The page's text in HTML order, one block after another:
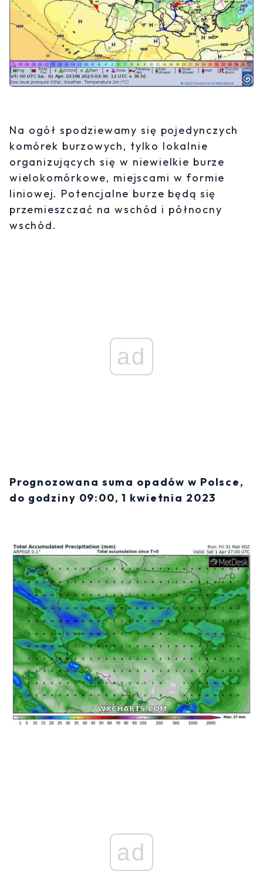
Na ogół spodziewamy się pojedynczych
komórek burzowych, tylko lokalnie
organizujących się w niewielkie burze
wielokomórkowe, miejscami w formie
liniowej. Potencjalne burze będą się
przemieszczać na wschód i północny
wschód.
ad
Prognozowana suma opadów w Polsce,
do godziny 09:00, 1 kwietnia 2023
ad